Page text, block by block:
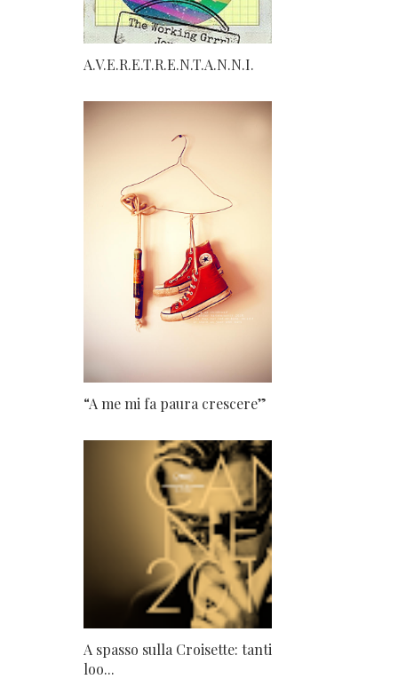
A.V.E.R.E.T.R.E.N.T.A.N.N.I.
“A me mi fa paura crescere”
A spasso sulla Croisette: tanti
loo...